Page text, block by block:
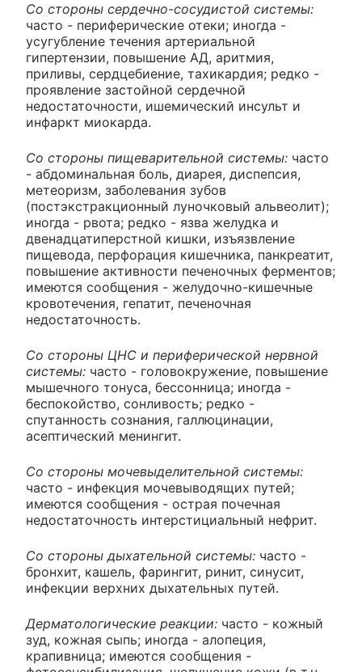
Со стороны сердечно-сосудистой системы:
часто - периферические отеки; иногда -
усугубление течения артериальной
гипертензии, повышение АД, аритмия,
приливы, сердцебиение, тахикардия; редко -
проявление застойной сердечной
недостаточности, ишемический инсульт и
инфаркт миокарда.
Со стороны пищеварительной системы: часто
- абдоминальная боль, диарея, диспепсия,
метеоризм, заболевания зубов
(постэкстракционный луночковый альвеолит);
иногда - рвота; редко - язва желудка и
двенадцатиперстной кишки, изъязвление
пищевода, перфорация кишечника, панкреатит,
повышение активности печеночных ферментов;
имеются сообщения - желудочно-кишечные
кровотечения, гепатит, печеночная
недостаточность.
Со стороны ЦНС и периферической нервной
системы: часто - головокружение, повышение
мышечного тонуса, бессонница; иногда -
беспокойство, сонливость; редко -
спутанность сознания, галлюцинации,
асептический менингит.
Со стороны мочевыделительной системы:
часто - инфекция мочевыводящих путей;
имеются сообщения - острая почечная
недостаточность интерстициальный нефрит.
Со стороны дыхательной системы: часто -
бронхит, кашель, фарингит, ринит, синусит,
инфекции верхних дыхательных путей.
Дерматологические реакции: часто - кожный
зуд, кожная сыпь; иногда - алопеция,
крапивница; имеются сообщения -